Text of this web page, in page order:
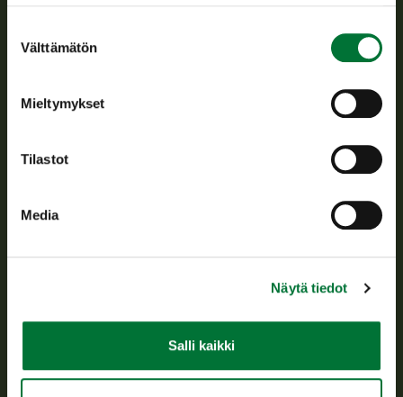
valinta
Välttämätön
Mieltymykset
Tilastot
Media
Näytä tiedot
Salli kaikki
Suomen riistakeskus edistää kestävää riistataloutta, tukee
toimeenpanosta sekä vastaa sille säädetyistä julkisista
hallintotehtävistä.
Asiakaspalvelu
Usein kysytyt kysymykset
Kaikki yhteystiedot